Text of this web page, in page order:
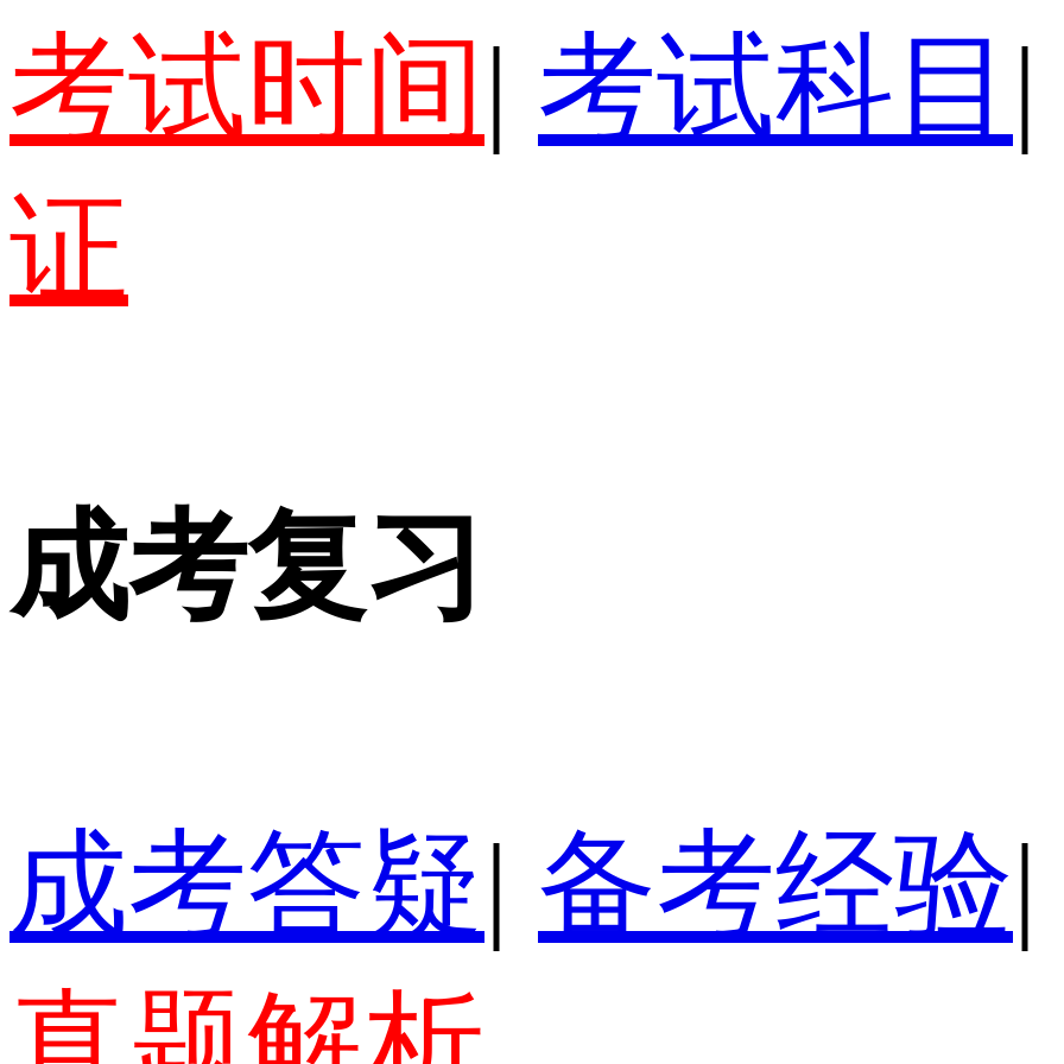
考试时间 | 考试科目 |
证
成考复习
成考答疑| 备考经验|